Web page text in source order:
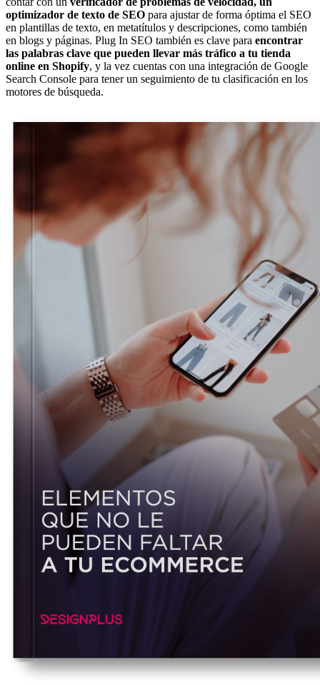
optimizador de texto de SEO para ajustar de forma óptima el SEO
en plantillas de texto, en metatítulos y descripciones, como también
en blogs y páginas. Plug In SEO también es clave para encontrar
las palabras clave que pueden llevar más tráfico a tu tienda
online en Shopify, y la vez cuentas con una integración de Google
Search Console para tener un seguimiento de tu clasificación en los
motores de búsqueda.